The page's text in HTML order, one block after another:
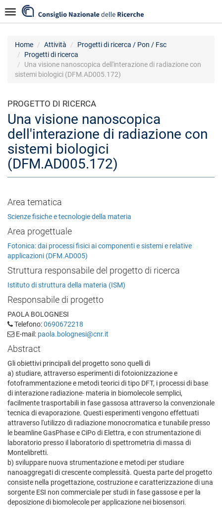
al
contenuto
Navigazione
Home Attività
Progetti di ricerca / Pon / Fsc
Progetti di ricerca
Una visione nanoscopica dell'interazione di radiazione con
sistemi biologici (DFM.AD005.172)
PROGETTO DI RICERCA
Una visione nanoscopica
dell'interazione di radiazione con
sistemi biologici
(DFM.AD005.172)
Area tematica
Scienze fisiche e tecnologie della materia
Area progettuale
Fotonica: dai processi fisici ai componenti e sistemi e relative
applicazioni (DFM.AD005)
Struttura responsabile del progetto di ricerca
Istituto di struttura della materia (ISM)
Responsabile di progetto
PAOLA BOLOGNESI
Telefono:0690672218
E-mail: paola.bolognesi@cnr.it
Abstract
Gli obiettivi principali del progetto sono quelli di
a) studiare, attraverso esperimenti di fotoionizzazione e
fotoframmentazione e metodi teorici di tipo DFT, i processi di base
di interazione radiazione- materia in biomolecole semplici,
facilmente trasportabili in fase gassosa attraverso la convenzionale
tecnica di evaporazione. Questi esperimenti vengono effettuati
attraverso l'utilizzo di radiazione monocromatica e tunabile presso
le beamline GasPhase e CiPo di Elettra, e con strumentazione di
laboratorio presso il laboratorio di spettrometria di massa di
Montelibretti.
b) sviluppare nuova strumentazione e metodi per studiare
nanoaggregati di crescente complessità. Questa parte del progetto
consiste nella progettazione, costruzione e caratterizzazione di una
sorgente ESI non commerciale per studi in fase gassose e per la
deposizione di biomolecole per applicazione nei biosensori.